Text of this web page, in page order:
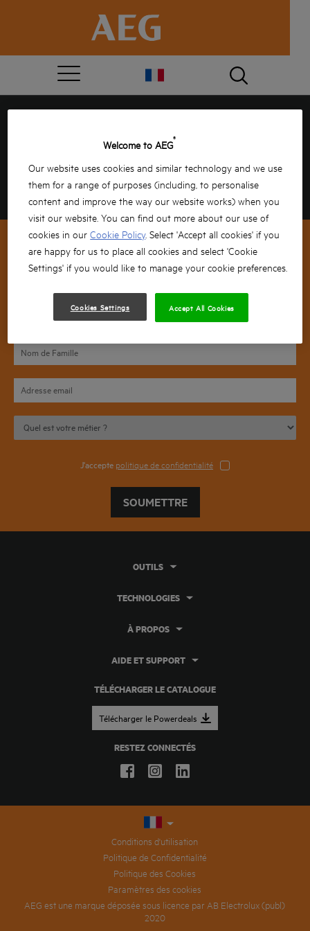
LE GAGNANT !
Veuillez indiquer vos coordonnées ci-dessous afin
d’organiser la livraison de votre cadeau.
J'accepte politique de confidentialité
SOUMETTRE
TÉLÉCHARGER LE CATALOGUE
Télécharger le Powerdeals
RESTEZ CONNECTÉS
OUTILS
TECHNOLOGIES
À PROPOS
AIDE ET SUPPORT
Conditions d'utilisation
Politique de Confidentialité
Politique des Cookies
Paramètres des cookies
AEG est une marque déposée sous licence par AB Electrolux (publ)
2020
Welcome to AEG®
Our website uses cookies and similar technology and we use
them for a range of purposes (including, to personalise
content and improve the way our website works) when you
visit our website. You can find out more about our use of
cookies in ourCookie Policy. Select 'Accept all cookies' if you
are happy for us to place all cookies and select 'Cookie
Settings' if you would like to manage your cookie preferences.
Cookies Settings Accept All Cookies